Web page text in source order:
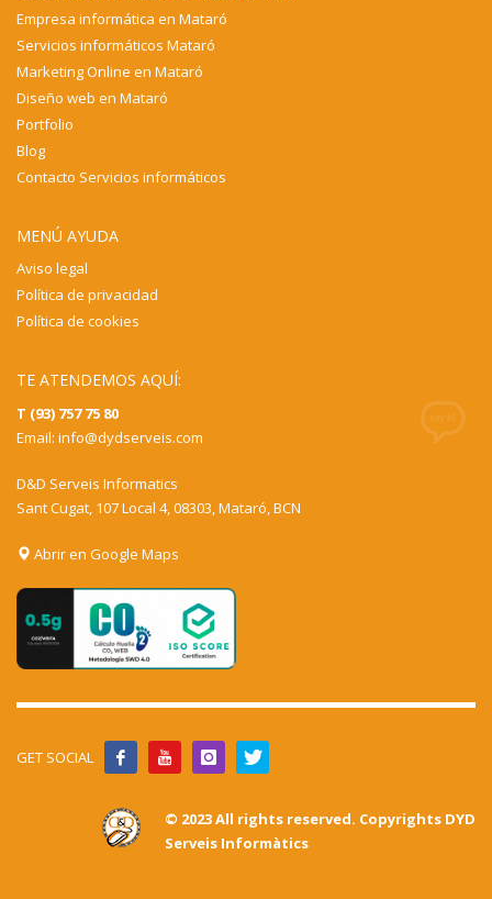
Empresa informática en Mataró
Servicios informáticos Mataró
Marketing Online en Mataró
Diseño web en Mataró
Portfolio
Blog
Contacto Servicios informáticos
MENÚ AYUDA
Aviso legal
Política de privacidad
Política de cookies
TE ATENDEMOS AQUÍ:
T (93) 757 75 80
Email: info@dydserveis.com
D&D Serveis Informatics
Sant Cugat, 107 Local 4, 08303, Mataró, BCN
Abrir en Google Maps
GET SOCIAL
© 2023 All rights reserved. Copyrights DYD
Serveis Informàtics